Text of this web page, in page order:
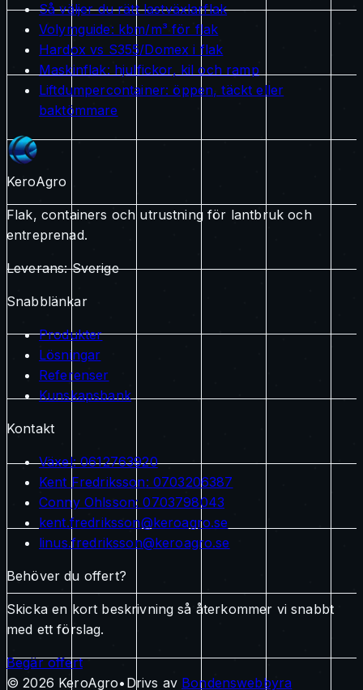
Så väljer du rätt lastväxlarflak
Volymguide: kbm/m³ för flak
Hardox vs S355/Domex i flak
Maskinflak: hjulfickor, kil och ramp
Liftdumpercontainer: öppen, täckt eller
baktömmare
KeroAgro
Flak, containers och utrustning för lantbruk och
entreprenad.
Leverans:Sverige
Snabblänkar
Produkter
Lösningar
Referenser
Kunskapsbank
Kontakt
Växel:0612763920
Kent Fredriksson: 0703206387
Conny Ohlsson:0703798043
kent.fredriksson@keroagro.se
linus.fredriksson@keroagro.se
Behöver du offert?
Skicka en kort beskrivning så återkommer vi snabbt
med ett förslag.
Begär offert
©2026 KeroAgro• Drivs av Bondenswebbyra